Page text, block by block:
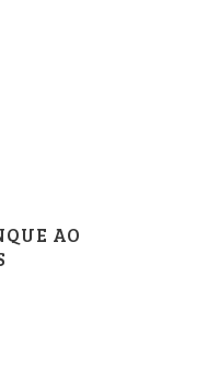
AO